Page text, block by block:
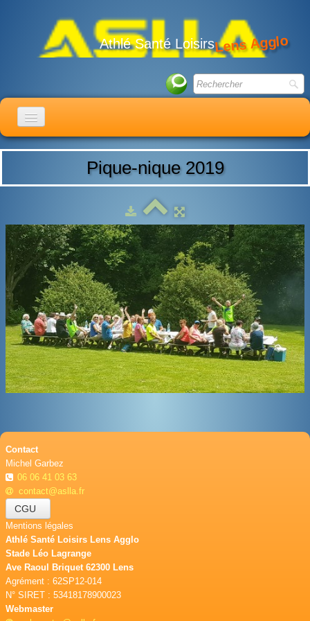
Athlé Santé LoisirsLens Agglo
ACCUEIL
ACTUALITÉS
CALENDRIER
ADHÉSION
LIENS
BOUTIQUE
CONTACT
PHOTOS▼
Pique-nique 2019
Contact
Michel Garbez
06 06 41 03 63
contact@aslla.fr
CGU
Mentions légales
Athlé Santé Loisirs Lens Agglo
Stade Léo Lagrange
Ave Raoul Briquet 62300 Lens
Agrément : 62SP12-014
N° SIRET : 53418178900023
Webmaster